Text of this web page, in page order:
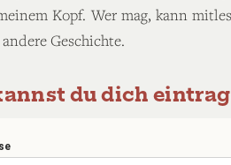
Kopf. Wer mag, kann
Geschichte.
du dich